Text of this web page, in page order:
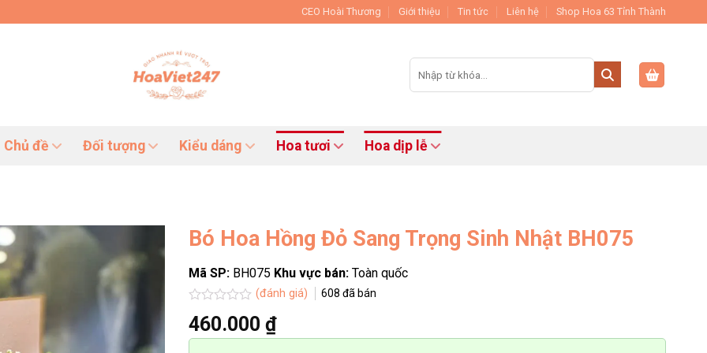
CEO Hoài Thương Giới thiệu Tin tức Liên hệ Shop Hoa 63 Tỉnh Thành
Tìm
kiếm:
Chủ đề Đối tượng Kiểu dáng Hoa tươi Hoa dịp lễ
Bó Hoa Hồng Đỏ Sang Trọng Sinh Nhật BH075
Mã SP: BH075 Khu vực bán: Toàn quốc
xếp
hạng
(đánh giá) 608 đã bán
460.000 ₫